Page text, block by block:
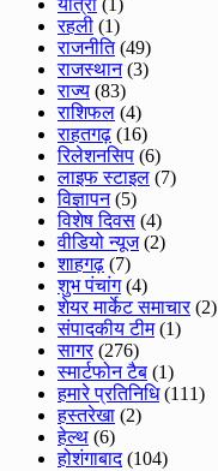
यात्रा (1)
रहली (1)
राजनीति(49)
राजस्थान(3)
राज्य (83)
राशिफल (4)
राहतगढ़ (16)
रिलेशनसिप (6)
लाइफ स्टाइल (7)
विज्ञापन(5)
विशेष दिवस (4)
वीडियो न्यूज(2)
शाहगढ़ (7)
शुभ पंचांग(4)
शेयर मार्केट समाचार(2)
संपादकीय टीम(1)
सागर(276)
स्मार्टफोन टैब (1)
हमारे प्रतिनिधि(111)
हस्तरेखा (2)
हेल्थ (6)
होशंगाबाद(104)